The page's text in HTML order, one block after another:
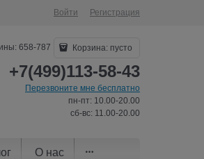
Войти Регистрация
658-787 Корзина: пусто
+7(499)113-58-43
Перезвоните мне бесплатно
пн-пт: 10.00-20.00
сб-вс: 11.00-20.00
О нас